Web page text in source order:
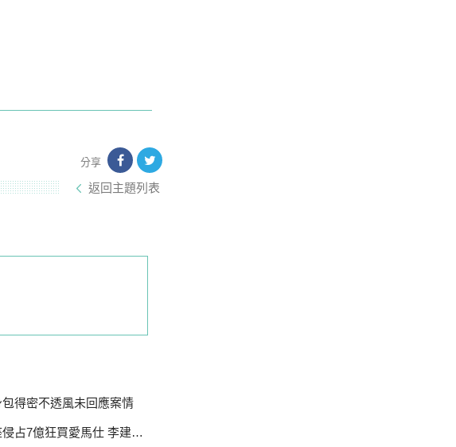
分享
返回主題列表
得密不透風未回應案情
狂買愛馬仕 李建成送北檢